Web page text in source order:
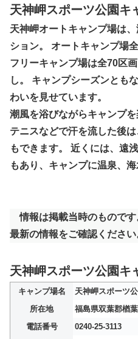
天神岬スポーツ公園キ
天神岬オートキャンプ場は
ション。 オートキャンプ場
フリーキャンプ場は全70区
し。 キャンプシーズンとも
わいを見せています。
潮風を浴びながらキャンプ
テニスなどで汗を流した後
もできます。 近くには、遠
もあり、キャンプに温泉、
情報は掲載当時のもので
最新の情報をご確認ください
天神岬スポーツ公園キ
キャンプ場名
天神岬スポーツ
所在地
福島県双葉郡楢
電話番号
0240-25-3113